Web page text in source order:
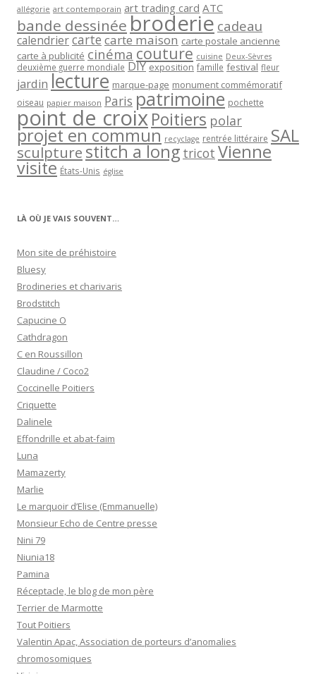
allégorie art contemporain art trading card ATC
bande dessinée broderie cadeau
calendriercartecarte maison carte postale ancienne
carte à publicité cinéma couture cuisine Deux-Sèvres
deuxième guerre mondiale DIY exposition famille festival fleur
jardin lecture marque-page monument commémoratif
oiseau papier maison Paris patrimoine pochette
point de croixPoitiers polar
projet en commun recyclage rentrée littéraire SAL
sculpturestitch a long tricot Vienne
visite États-Unis église
LÀ OÙ JE VAIS SOUVENT…
Mon site de préhistoire
Bluesy
Brodineries et charivaris
Brodstitch
Capucine O
Cathdragon
C en Roussillon
Claudine / Coco2
Coccinelle Poitiers
Criquette
Dalinele
Effondrille et abat-faim
Luna
Mamazerty
Marlie
Le marquoir d’Elise (Emmanuelle)
Monsieur Echo de Centre presse
Nini 79
Niunia18
Pamina
Réceptacle, le blog de mon père
Terrier de Marmotte
Tout Poitiers
Valentin Apac, Association de porteurs d’anomalies
chromosomiques